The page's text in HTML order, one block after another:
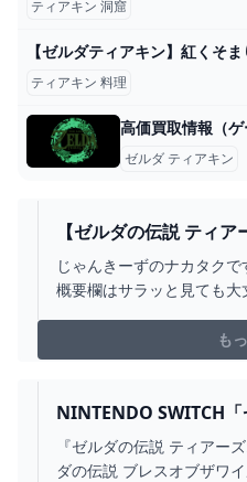
ティアキン 洞窟
ティアキン 料理
ゼルダ ティアキン
【ゼルダの伝説 ティ
え！？このゲーム発売
YOUTUBE
じゃんきーずのナカタクで
概要欄はサラッと見ても
めてください。②アンチコ
笑います。やってみろ。③
はできれば...
も
NINTENDO SWITCH
オブザキングダム」の
伝説 ブレスオブザワイ
『ゼルダの伝説 ティアー
ダの伝説 ブレスオブザワ